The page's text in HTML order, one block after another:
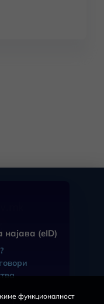
најава (eID)
функционалност